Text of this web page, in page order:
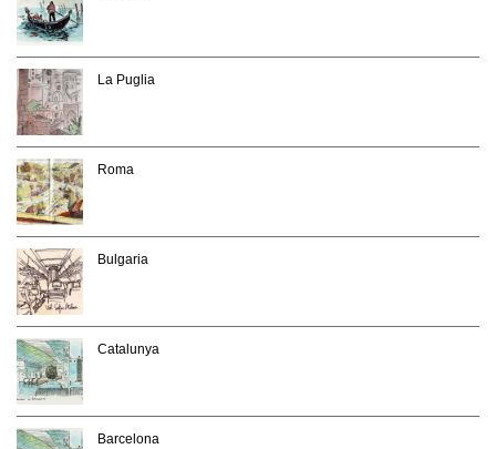
La Puglia
Roma
Bulgaria
Catalunya
Barcelona